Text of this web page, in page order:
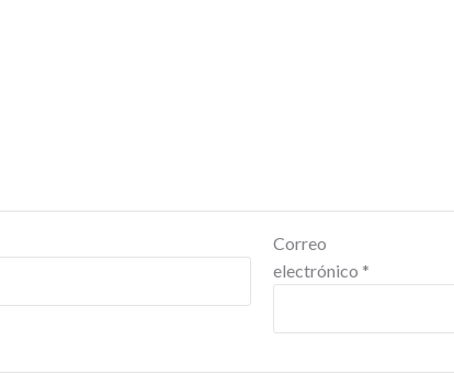
Correo
electrónico *